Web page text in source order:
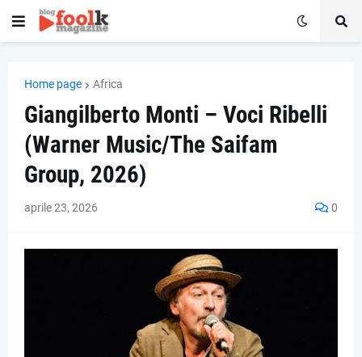
Home page Africa
Giangilberto Monti – Voci Ribelli
(Warner Music/The Saifam
Group, 2026)
aprile 23, 2026 0